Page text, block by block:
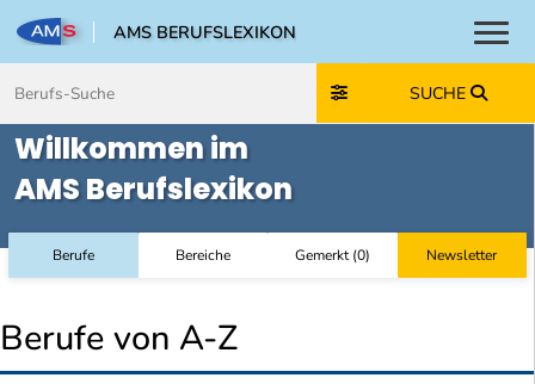
AMS BERUFSLEXIKON
SUCHE
Willkommen im
AMS Berufslexikon
Berufe Bereiche Gemerkt(0) Newsletter
Berufe von A-Z